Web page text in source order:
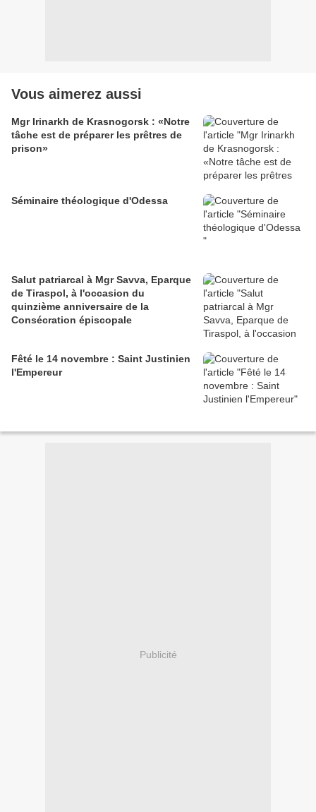
Vous aimerez aussi
Mgr Irinarkh de Krasnogorsk : «Notre
tâche est de préparer les prêtres de
prison»
Séminaire théologique d'Odessa
Salut patriarcal à Mgr Savva, Eparque
de Tiraspol, à l'occasion du
quinzième anniversaire de la
Consécration épiscopale
Fêté le 14 novembre : Saint Justinien
l'Empereur
Publicité